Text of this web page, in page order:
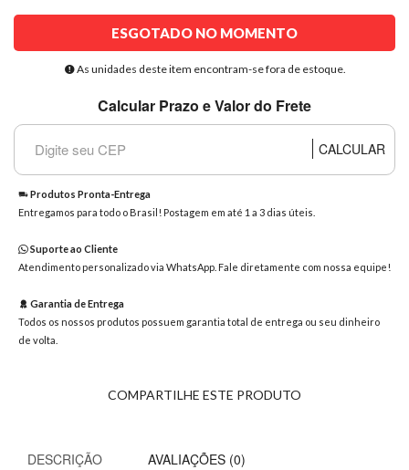
CENTRAL
ATENDIMENTO
8363
Chat
nos uma
mensagem
ESGOTADO NO MOMENTO
As unidades deste item encontram-se fora de estoque.
Calcular Prazo e Valor do Frete
CALCULAR
Produtos Pronta-Entrega
Entregamos para todo o Brasil! Postagem em até 1 a 3 dias úteis.
Suporte ao Cliente
Atendimento personalizado via WhatsApp. Fale diretamente com nossa equipe!
Garantia de Entrega
Todos os nossos produtos possuem garantia total de entrega ou seu dinheiro
de volta.
COMPARTILHE ESTE PRODUTO
DESCRIÇÃO AVALIAÇÕES (0)